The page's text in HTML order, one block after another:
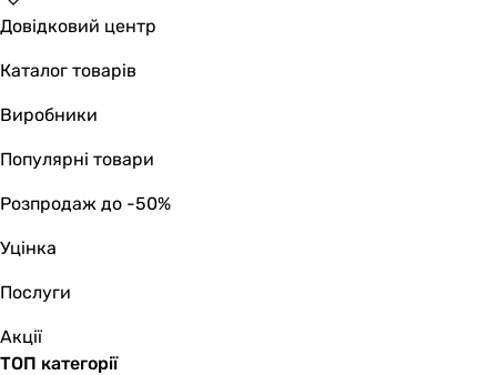
Довідковий центр
Каталог товарів
Виробники
Популярні товари
Розпродаж до -50%
Уцінка
Послуги
Акції
ТОП категорії